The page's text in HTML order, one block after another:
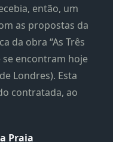
então, um
as propostas da
da obra “As Três
se encontram hoje
Londres). Esta
contratada, ao
Praia